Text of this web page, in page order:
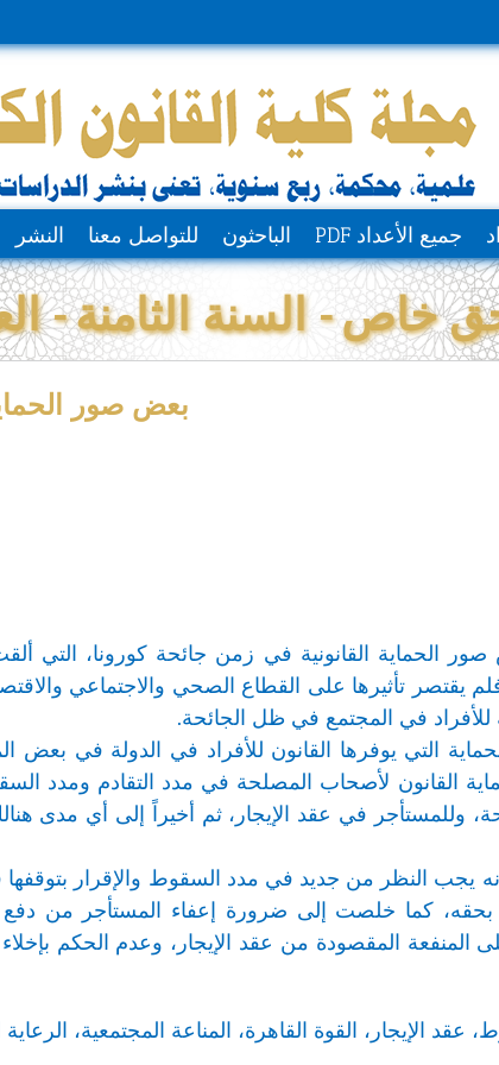
جميع الأعداد PDF الباحثون للتواصل معنا النشر
خاص - السنة الثامنة -
بعض صور
الحماية القانونية في زمن جائحة كورونا، التي
يقتصر تأثيرها على القطاع الصحي والاجتماعي
للأفراد في المجتمع في ظل الجائحة.
التي يوفرها القانون للأفراد في الدولة في بعض
القانون لأصحاب المصلحة في مدد التقادم ومدد
وللمستأجر في عقد الإيجار، ثم أخيراً إلى أي مدى
يجب النظر من جديد في مدد السقوط والإقرار
كما خلصت إلى ضرورة إعفاء المستأجر من دفع
المقصودة من عقد الإيجار، وعدم الحكم
عقد الإيجار، القوة القاهرة، المناعة المجتمعية،